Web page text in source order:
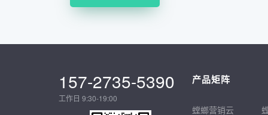
157-2735-5390
工作日 9:30-19:00
产品矩阵
螳螂营销云